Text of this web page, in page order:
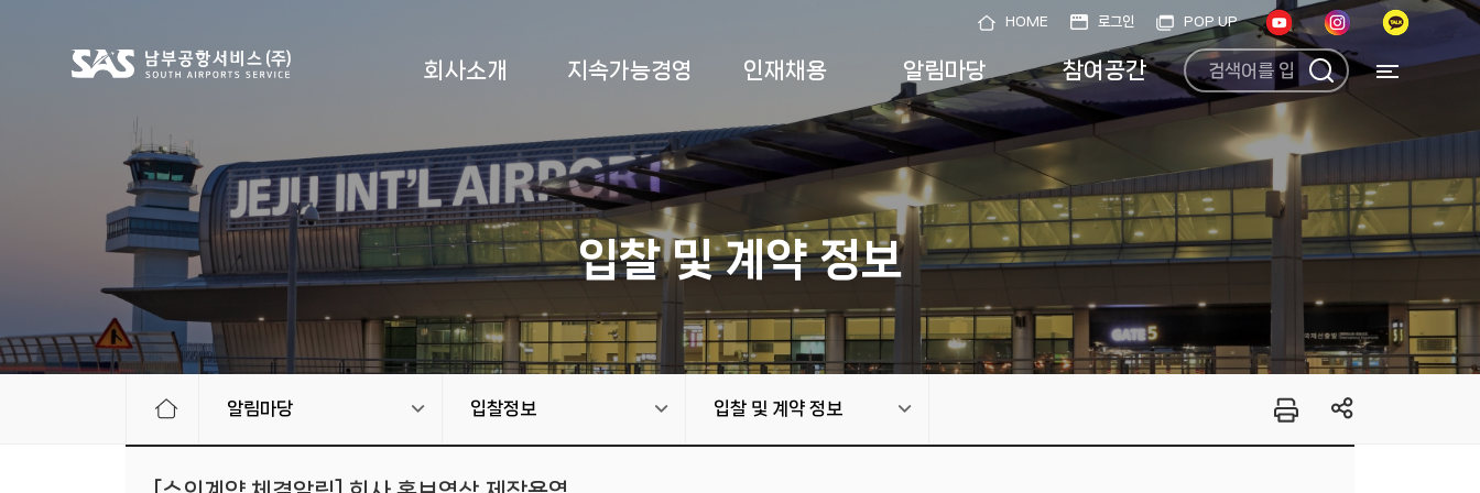
HOME 로그인 POP UP
회사소개 지속가능경영 인재채용 알림마당 참여공간
입찰 및 계약 정보
알림마당 입찰정보 입찰 및 계약 정보